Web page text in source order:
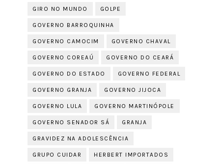
GIRO NO MUNDO GOLPE
GOVERNO BARROQUINHA
GOVERNO CAMOCIM GOVERNO CHAVAL
GOVERNO COREAÚ GOVERNO DO CEARÁ
GOVERNO DO ESTADO GOVERNO FEDERAL
GOVERNO GRANJA GOVERNO JIJOCA
GOVERNO LULA GOVERNO MARTINÓPOLE
GOVERNO SENADOR SÁ GRANJA
GRAVIDEZ NA ADOLESCÊNCIA
GRUPO CUIDAR HERBERT IMPORTADOS